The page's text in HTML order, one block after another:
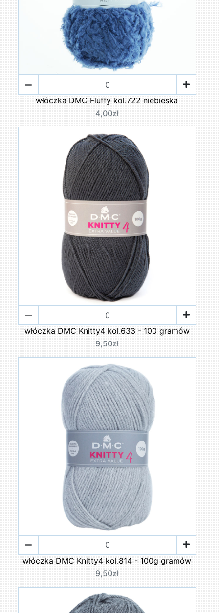
włóczka DMC Fluffy kol.722 niebieska
4,00zł
włóczka DMC Knitty4 kol.633 - 100 gramów
9,50zł
włóczka DMC Knitty4 kol.814 - 100g gramów
9,50zł